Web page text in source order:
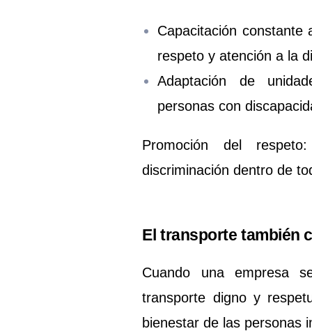
Capacitación constante
respeto y atención a la
Adaptación de
personas con
Promoción del
discriminación dentro de
El transporte también
Cuando una empresa
transporte digno y
bienestar de las personas